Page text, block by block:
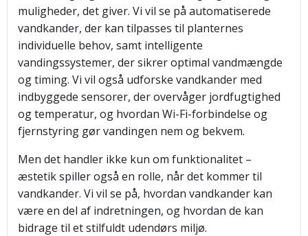
muligheder, det giver. Vi vil se på automatiserede
vandkander, der kan tilpasses til planternes
individuelle behov, samt intelligente
vandingssystemer, der sikrer optimal vandmængde
og timing. Vi vil også udforske vandkander med
indbyggede sensorer, der overvåger jordfugtighed
og temperatur, og hvordan Wi-Fi-forbindelse og
fjernstyring gør vandingen nem og bekvem.
Men det handler ikke kun om funktionalitet –
æstetik spiller også en rolle, når det kommer til
vandkander. Vi vil se på, hvordan vandkander kan
være en del af indretningen, og hvordan de kan
bidrage til et stilfuldt udendørs miljø.